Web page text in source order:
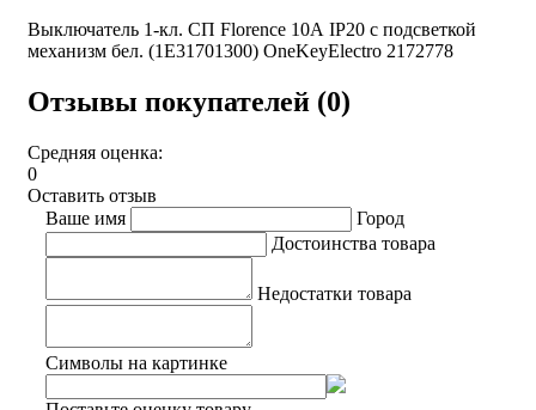
Выключатель 1-кл. СП Florence 10А IP20 с подсветкой
механизм бел. (1E31701300) OneKeyElectro 2172778
Отзывы покупателей (0)
Средняя оценка:
0
Оставить отзыв
Ваше имя
Город
Достоинства товара
Недостатки товара
Символы на картинке